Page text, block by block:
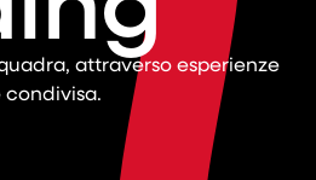
attraverso esperienze